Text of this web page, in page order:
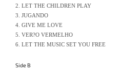
2. LET THE CHILDREN PLAY
3. JUGANDO
4. GIVE ME LOVE
5. VER?O VERMELHO
6. LET THE MUSIC SET YOU FREE
Side B